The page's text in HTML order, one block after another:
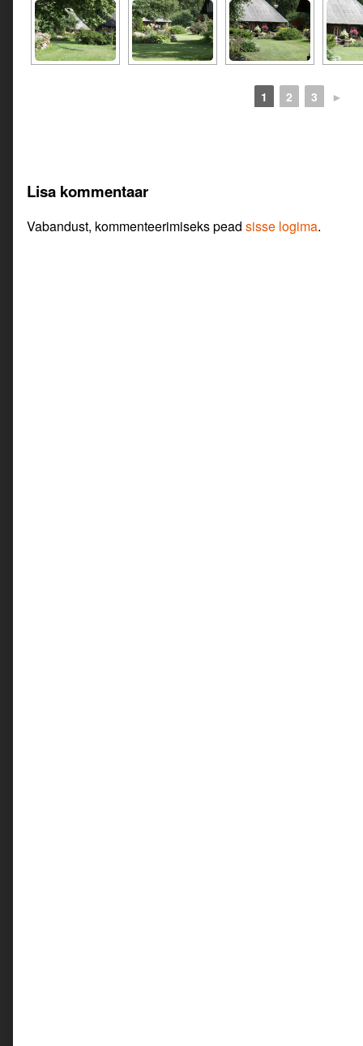
1 2 3 ►
Lisa kommentaar
Vabandust, kommenteerimiseks pead sisse logima.